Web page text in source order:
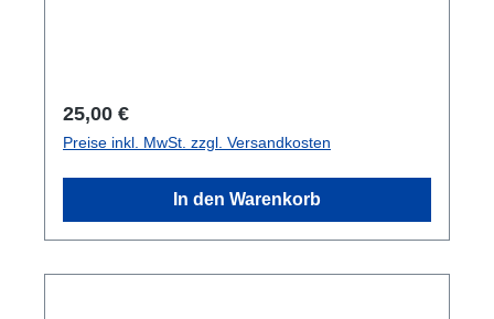
Auswahl? In einem Beratungsgespräch helfen
wir gerne weiter.Gutschein wird per E-Mail
gesondert versendet. Wir erstellen diese
persönlich. Einlösbar im Online-Shop und
Regulärer Preis:
25,00 €
Preise inkl. MwSt. zzgl. Versandkosten
In den Warenkorb